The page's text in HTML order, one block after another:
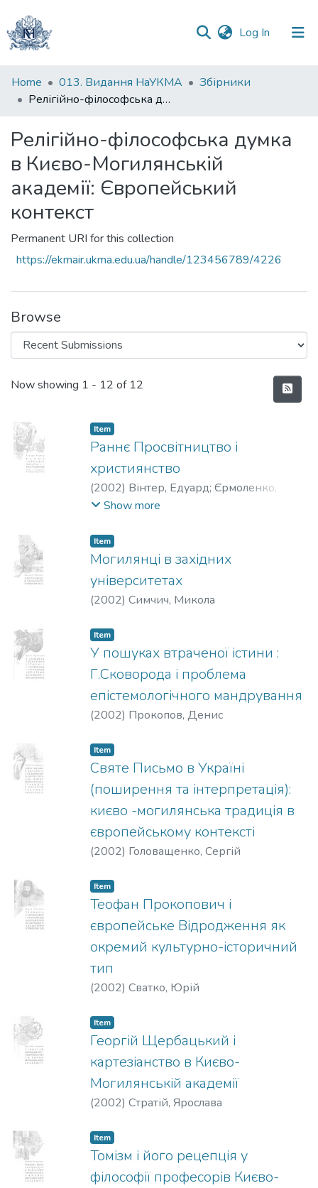
Log In (current)
Communities
&
All of DSpace
Home 013. Видання НаУКМА
Збірники
Релігійно-філософська думка в Києво-Могилянській академії: Європейський контекст
Релігійно-філософська думка
в Києво-Могилянській
академії: Європейський
контекст
Permanent URI for this collection
https://ekmair.ukma.edu.ua/handle/123456789/4226
Browse
Recent Submissions
Now showing 1 - 12 of 12
Item
Раннє Просвітництво і
християнство
(2002) Вінтер, Едуард; Єрмоленко,
Володимир
Show more
Item
Могилянці в західних
університетах
(2002) Симчич, Микола
Item
У пошуках втраченої істини :
Г.Сковорода і проблема
епістемологічного мандрування
(2002) Прокопов, Денис
Item
Святе Письмо в Україні
(поширення та інтерпретація):
києво -могилянська традиція в
європейському контексті
(2002) Головащенко, Сергій
Item
Теофан Прокопович і
європейське Відродження як
окремий культурно-історичний
тип
(2002) Сватко, Юрій
Item
Георгій Щербацький і
картезіанство в Києво-
Могилянській академії
(2002) Стратій, Ярослава
Item
Томізм і його рецепція у
філософії професорів Києво-